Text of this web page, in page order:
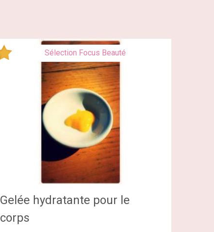
Sélection Focus Beauté
Gelée hydratante pour le
corps